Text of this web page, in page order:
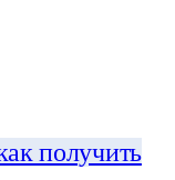
получить